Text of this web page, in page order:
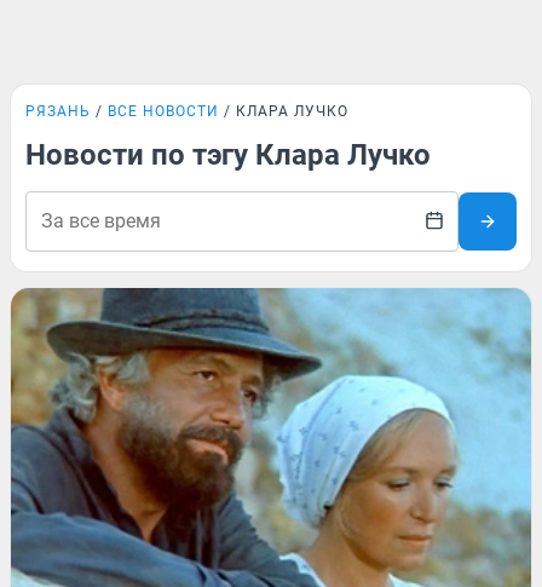
РЯЗАНЬ ВСЕ НОВОСТИ КЛАРА ЛУЧКО
Новости по тэгу Клара Лучко